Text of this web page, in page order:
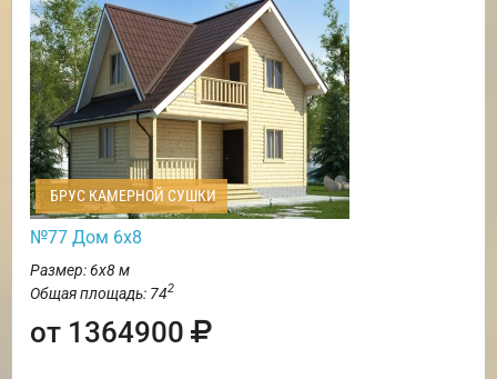
БРУС КАМЕРНОЙ СУШКИ
№77 Дом 6х8
Размер: 6х8 м
Общая площадь: 742
от 1364900